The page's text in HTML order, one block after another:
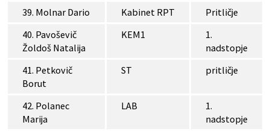
39. Molnar Dario
Kabinet RPT
Pritličje
40. Pavoševič
Žoldoš Natalija
KEM1
1.
nadstopje
41. Petkovič
Borut
ST pritličje
42. Polanec
Marija
LAB
1.
nadstopje